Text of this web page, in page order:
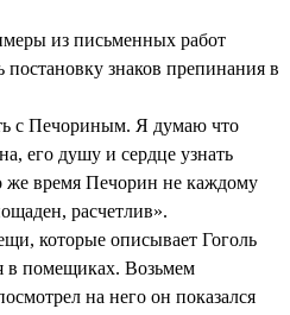
из письменных работ
знаков препинания в
с Печориным. Я думаю что
его душу и сердце узнать
же время Печорин не каждому
расчетлив».
которые описывает Гоголь
в помещиках. Возьмем
на него он показался